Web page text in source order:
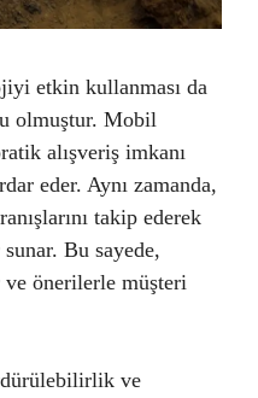
etkin kullanması da
olmuştur. Mobil
alışveriş imkanı
eder. Aynı zamanda,
takip ederek
Bu sayede,
önerilerle müşteri
ve